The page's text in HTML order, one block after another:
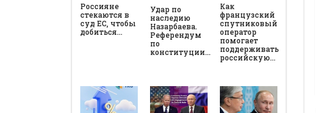
Россияне
стекаются в
суд ЕС, чтобы
добиться…
Удар по
наследию
Назарбаева.
Референдум
по
конституции…
Как
французский
спутниковый
оператор
помогает
поддерживать
российскую…